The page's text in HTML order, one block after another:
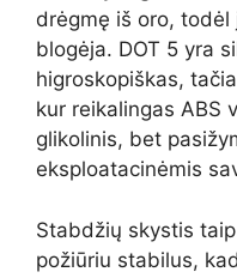
drėgmę iš oro,
blogėja. DOT 5 yra
higroskopiškas,
kur reikalingas ABS
glikolinis, bet
eksploatacinėmis
Stabdžių skystis
požiūriu stabilus,